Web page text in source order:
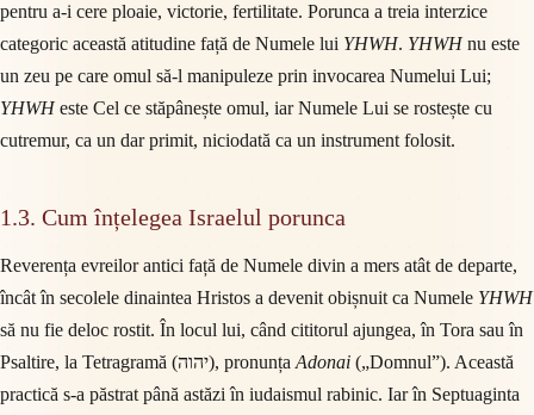
pentru a-i cere ploaie, victorie, fertilitate. Porunca a treia interzice
categoric această atitudine față de Numele lui YHWH. YHWHnu este
un zeu pe care omul să-l manipuleze prin invocarea Numelui Lui;
YHWHeste Cel ce stăpânește omul, iar Numele Lui se rostește cu
cutremur, ca un dar primit, niciodată ca un instrument folosit.
1.3. Cum înțelegea Israelul porunca
Reverența evreilor antici față de Numele divin a mers atât de departe,
încât în secolele dinaintea Hristos a devenit obișnuit ca Numele YHWH
să nu fie deloc rostit. În locul lui, când cititorul ajungea, în Tora sau în
Psaltire, la Tetragramă (יהוה), pronunțaAdonai („Domnul”). Această
practică s-a păstrat până astăzi în iudaismul rabinic. Iar în Septuaginta